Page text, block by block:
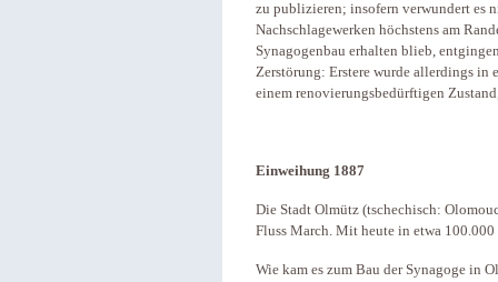
zu publizieren; insofern verwundert es
Nachschlagewerken höchstens am
Synagogenbau erhalten blieb,
Zerstörung: Erstere wurde allerdings
einem renovierungsbedürftigen
Einweihung 1887
Die Stadt Olmütz (tschechisch:
Fluss March. Mit heute in etwa
Wie kam es zum Bau der Synagoge in